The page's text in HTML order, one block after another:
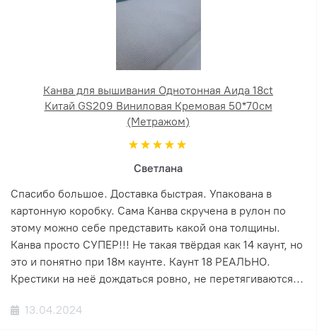
Канва для вышивания Однотонная Аида 18ct
Китай GS209 Виниловая Кремовая 50*70см
(Метражом)
Светлана
Спасибо большое. Доставка быстрая. Упакована в
картонную коробку. Сама Канва скручена в рулон по
этому можно себе представить какой она толщины.
Канва просто СУПЕР!!! Не такая твёрдая как 14 каунт, но
это и понятно при 18м каунте. Каунт 18 РЕАЛЬНО.
Крестики на неё дождаться ровно, не перетягиваются...
13.04.2024